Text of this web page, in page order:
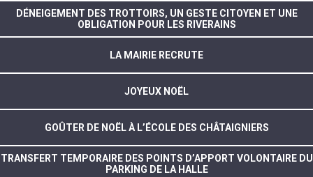
DÉNEIGEMENT DES TROTTOIRS, UN GESTE CITOYEN ET UNE
OBLIGATION POUR LES RIVERAINS
LA MAIRIE RECRUTE
JOYEUX NOËL
GOÛTER DE NOËL À L’ÉCOLE DES CHÂTAIGNIERS
TRANSFERT TEMPORAIRE DES POINTS D’APPORT VOLONTAIRE DU
PARKING DE LA HALLE